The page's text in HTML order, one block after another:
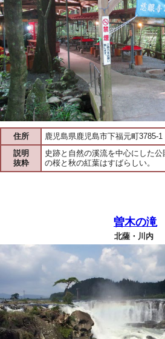
住所
鹿児島県鹿児島市下福元町3785-1
説明
抜粋
史跡と自然の溪流を中心にした
の桜と秋の紅葉はすばらしい。
曽木の滝
北薩・川内